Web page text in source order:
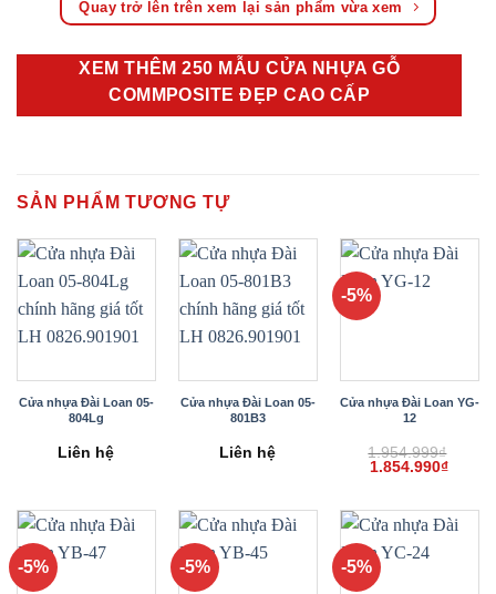
Quay trở lên trên xem lại sản phẩm vừa xem
XEM THÊM 250 MẪU CỬA NHỰA GỖ
COMMPOSITE ĐẸP CAO CẤP
SẢN PHẨM TƯƠNG TỰ
Cửa nhựa Đài Loan 05-
804Lg
Liên hệ
Cửa nhựa Đài Loan 05-
801B3
Liên hệ
-5%
Cửa nhựa Đài Loan YG-
12
1.954.999₫
Giá
1.954.999₫.
1.854.990₫Giá
là:
-5% -5% -5%